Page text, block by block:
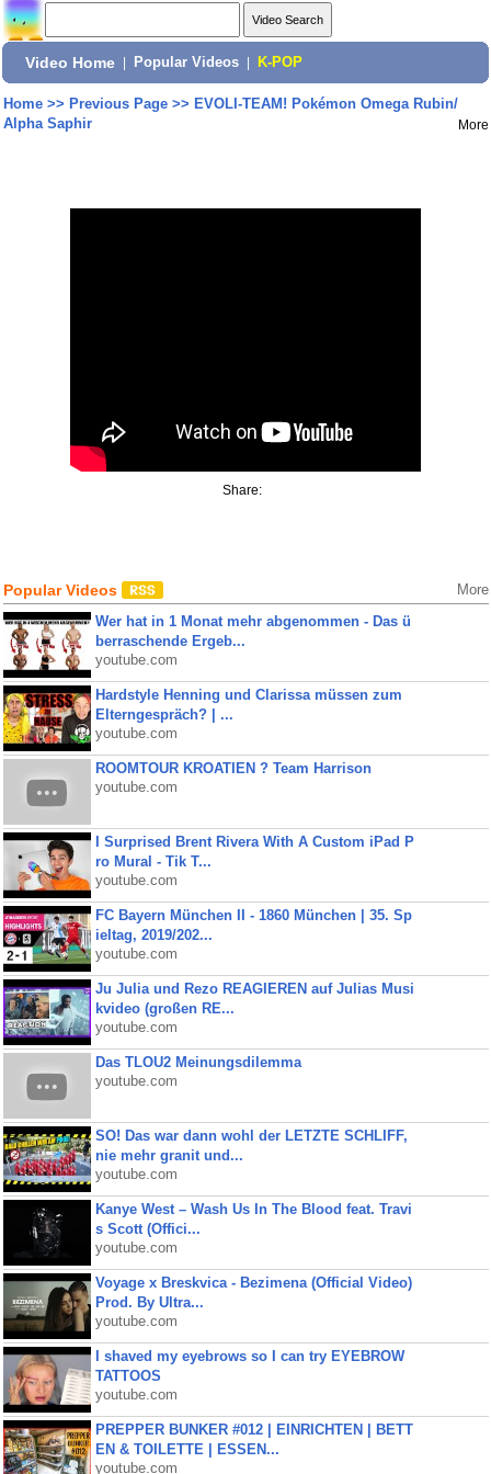
Video Home Popular Videos K-POP
Home>> Previous Page>> EVOLI-TEAM! Pokémon Omega Rubin/
Alpha Saphir
More
Share:
Popular Videos More
Wer hat in 1 Monat mehr abgenommen - Das ü
berraschende Ergeb...
youtube.com
Hardstyle Henning und Clarissa müssen zum
Elterngespräch? | ...
youtube.com
ROOMTOUR KROATIEN ? Team Harrison
youtube.com
I Surprised Brent Rivera With A Custom iPad P
ro Mural - Tik T...
youtube.com
FC Bayern München II - 1860 München | 35. Sp
ieltag, 2019/202...
youtube.com
Ju Julia und Rezo REAGIEREN auf Julias Musi
kvideo (großen RE...
youtube.com
Das TLOU2 Meinungsdilemma
youtube.com
SO! Das war dann wohl der LETZTE SCHLIFF,
nie mehr granit und...
youtube.com
Kanye West – Wash Us In The Blood feat. Travi
s Scott (Offici...
youtube.com
Voyage x Breskvica - Bezimena (Official Video)
Prod. By Ultra...
youtube.com
I shaved my eyebrows so I can try EYEBROW
TATTOOS
youtube.com
PREPPER BUNKER #012 | EINRICHTEN | BETT
EN & TOILETTE | ESSEN...
youtube.com